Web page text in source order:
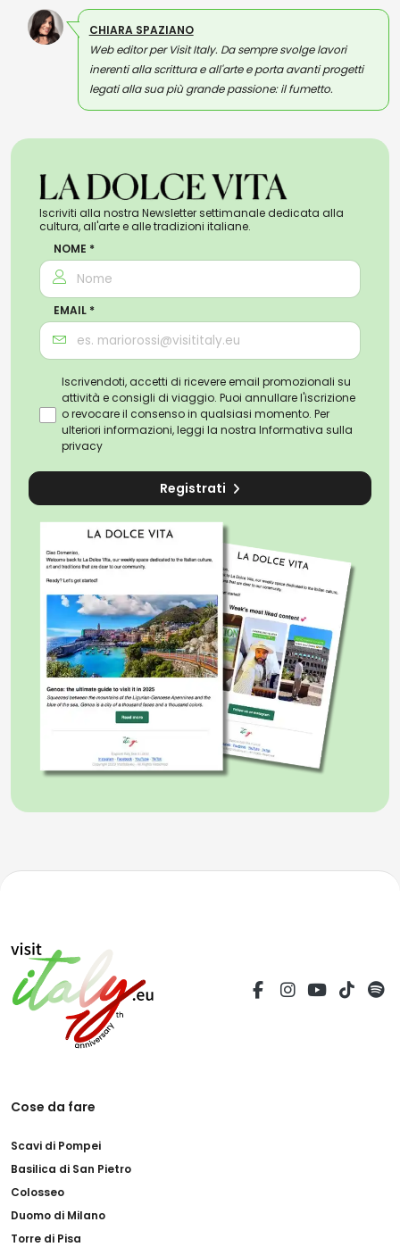
CHIARA SPAZIANO
Web editor per Visit Italy. Da sempre svolge lavori
inerenti alla scrittura e all'arte e porta avanti progetti
legati alla sua più grande passione: il fumetto.
Iscriviti alla nostra Newsletter settimanale dedicata alla
cultura, all'arte e alle tradizioni italiane.
NOME *
EMAIL *
Iscrivendoti, accetti di ricevere email promozionali su
attività e consigli di viaggio. Puoi annullare l'iscrizione
o revocare il consenso in qualsiasi momento. Per
ulteriori informazioni, leggi la nostra Informativa sulla
privacy
Registrati
Cose da fare
Scavi di Pompei
Basilica di San Pietro
Colosseo
Duomo di Milano
Torre di Pisa